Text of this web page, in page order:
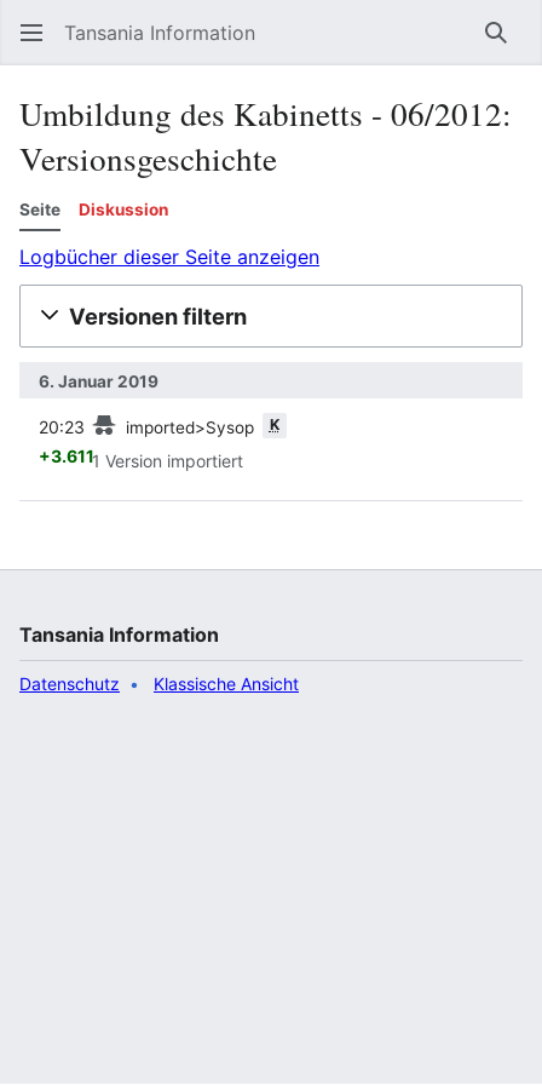
Tansania Information
Umbildung des Kabinetts - 06/2012:
Versionsgeschichte
Seite Diskussion
Logbücher dieser Seite anzeigen
Versionen filtern
6. Januar 2019
20:23 imported>Sysop K
+3.6111 Version importiert
Tansania Information
Datenschutz Klassische Ansicht